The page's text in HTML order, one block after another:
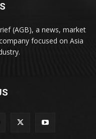
(AGB), a news, market
focused on Asia